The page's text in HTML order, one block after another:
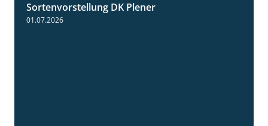
Sortenvorstellung DK Plener
01.07.2026